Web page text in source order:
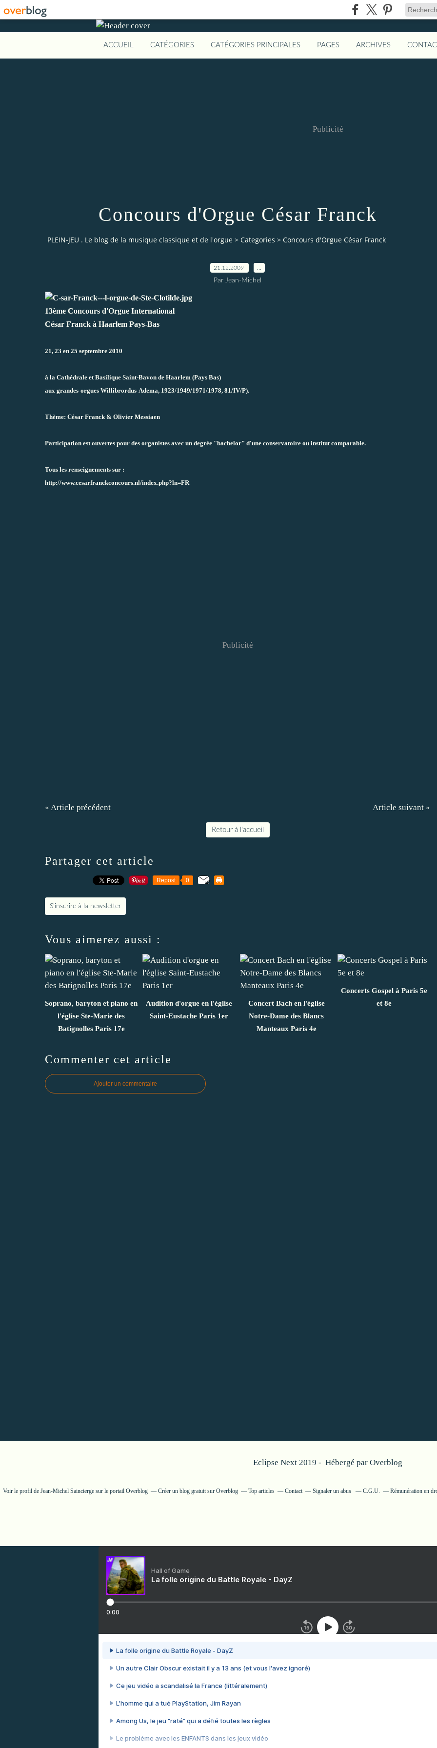
ACCUEIL CATÉGORIES CATÉGORIES PRINCIPALES PAGES ARCHIVES
Publicité
Concours d'Orgue César Franck
PLEIN-JEU . Le blog de la musique classique et de l'orgue > Categories > Concours d'Orgue César Franck
21.12.2009
Par Jean-Michel
13ème Concours d'Orgue International
César Franck à Haarlem Pays-Bas
21, 23 en 25 septembre 2010
à la Cathédrale et Basilique Saint-Bavon de Haarlem (Pays Bas)
aux grandes orgues Willibrordus Adema, 1923/1949/1971/1978, 81/IV/P).
Thème: César Franck & Olivier Messiaen
Participation est ouvertes pour des organistes avec un degrée "bachelor" d'une conservatoire ou institut comparable.
Tous les renseignements sur :
http://www.cesarfranckconcours.nl/index.php?ln=FR
Publicité
« Article précédent Article suivant »
Retour à l'accueil
Partager cet article
Repost 0
S'inscrire à la newsletter
Vous aimerez aussi :
Soprano, baryton et piano en
l'église Ste-Marie des
Batignolles Paris 17e
Audition d'orgue en l'église
Saint-Eustache Paris 1er
Concert Bach en l'église
Notre-Dame des Blancs
Manteaux Paris 4e
Concerts Gospel à Paris 5e
et 8e
Commenter cet article
Ajouter un commentaire
Eclipse Next 2019 - Hébergé par Overblog
Voir le profil de Jean-Michel Sainciergesur le portail Overblog Créer un blog gratuit sur Overblog Top articles Contact Signaler un abus C.G.U. Rémunération en
Hall of Game
La folle origine du Battle Royale - DayZ
0:00
La folle origine du Battle Royale - DayZ
Un autre Clair Obscur existait il y a 13 ans (et vous l'avez ignoré)
Ce jeu vidéo a scandalisé la France (littéralement)
L’homme qui a tué PlayStation, Jim Rayan
Among Us, le jeu “raté” qui a défié toutes les règles
Le problème avec les ENFANTS dans les jeux vidéo